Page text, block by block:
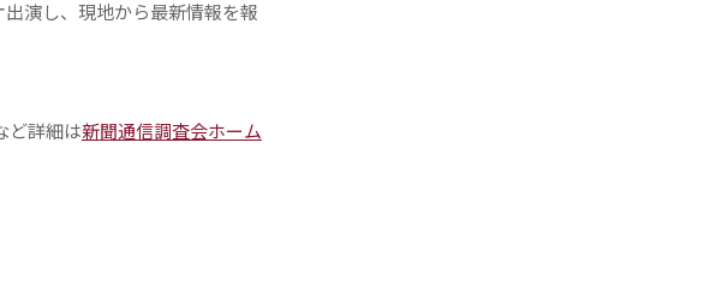
演し、現地から最新情報を報
ど詳細は新聞通信調査会ホーム